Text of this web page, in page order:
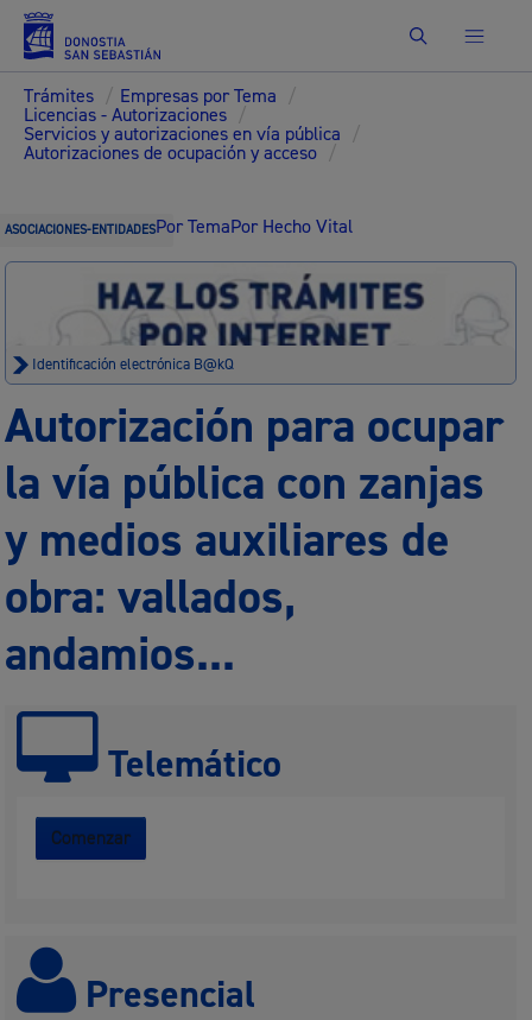
Buscar
Trámites / Empresas por Tema /
Licencias - Autorizaciones /
Servicios y autorizaciones en vía pública /
Autorizaciones de ocupación y acceso /
ASOCIACIONES-ENTIDADESPor TemaPor Hecho Vital
Identificación electrónica B@kQ
Autorización para ocupar
la vía pública con zanjas
y medios auxiliares de
obra: vallados,
andamios...
Telemático
Comenzar
Presencial